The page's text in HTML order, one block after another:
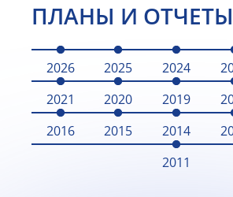
ПЛАНЫ И ОТЧЕТЫ
2026 2025 2024
2021
2020 2019
2016
2015 2014
2011